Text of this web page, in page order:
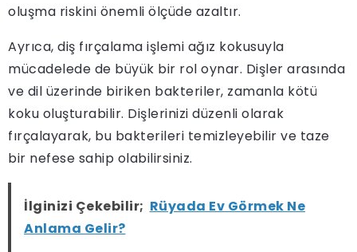
oluşma riskini önemli ölçüde azaltır.
Ayrıca, diş fırçalama işlemi ağız kokusuyla
mücadelede de büyük bir rol oynar. Dişler arasında
ve dil üzerinde biriken bakteriler, zamanla kötü
koku oluşturabilir. Dişlerinizi düzenli olarak
fırçalayarak, bu bakterileri temizleyebilir ve taze
bir nefese sahip olabilirsiniz.
İlginizi Çekebilir; Rüyada Ev Görmek Ne
Anlama Gelir?